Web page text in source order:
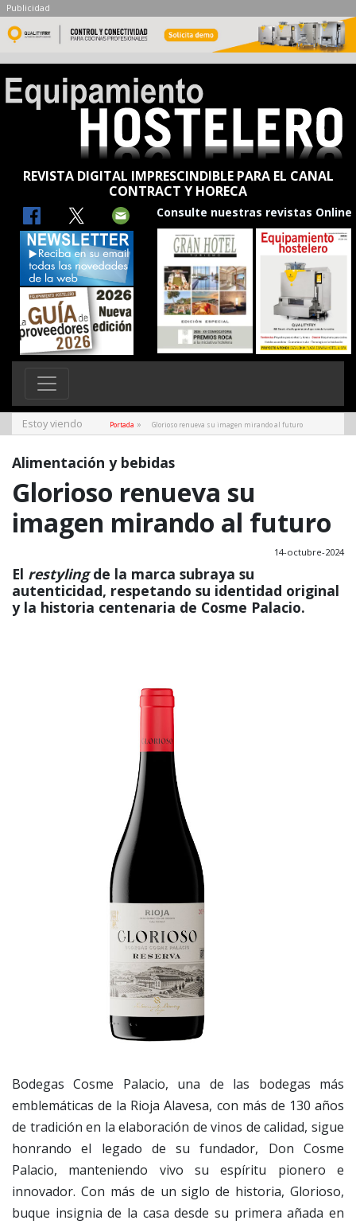
Publicidad
REVISTA DIGITAL IMPRESCINDIBLE PARA EL CANAL
CONTRACT Y HORECA
Consulte nuestras revistas Online
Estoy viendo Portada » Glorioso renueva su imagen mirando al futuro
Alimentación y bebidas
Glorioso renueva su
imagen mirando al futuro
14-octubre-2024
El restylingde la marca subraya su
autenticidad, respetando su identidad original
y la historia centenaria de Cosme Palacio.
Bodegas Cosme Palacio, una de las bodegas más
emblemáticas de la Rioja Alavesa, con más de 130 años
de tradición en la elaboración de vinos de calidad, sigue
honrando el legado de su fundador, Don Cosme
Palacio, manteniendo vivo su espíritu pionero e
innovador. Con más de un siglo de historia, Glorioso,
buque insignia de la casa desde su primera añada en